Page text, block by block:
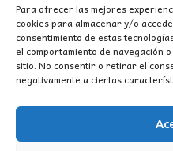
Para ofrecer las mejores
cookies para almacenar y/o
consentimiento de estas
el comportamiento de navegación
sitio. No consentir o retirar el
negativamente a ciertas